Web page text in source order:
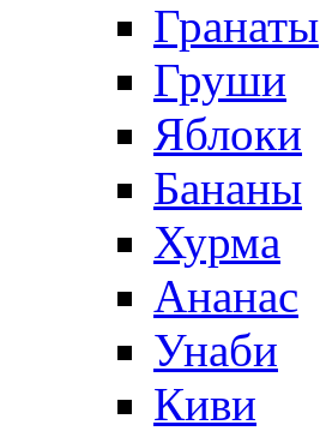
Гранаты
Груши
Яблоки
Бананы
Хурма
Ананас
Унаби
Киви